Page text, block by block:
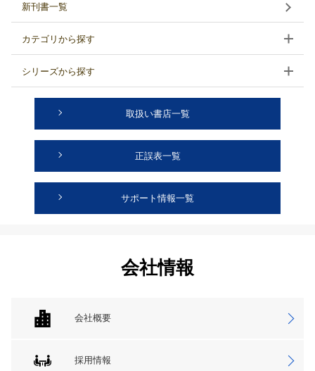
新刊書一覧
カテゴリから探す
シリーズから探す
取扱い書店一覧
正誤表一覧
サポート情報一覧
会社情報
会社概要
採用情報